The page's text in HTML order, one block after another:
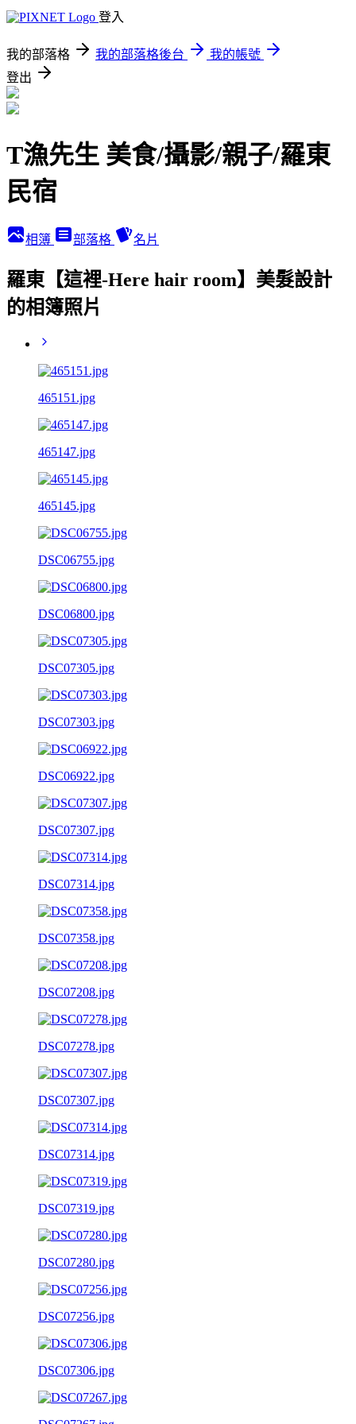
登入
我的部落格 我的部落格後台
我的帳號
登出
T漁先生 美食/攝影/親子/羅東
民宿
相簿 部落格 名片
羅東【這裡-Here hair room】美髮設計
的相簿照片
465151.jpg
465147.jpg
465145.jpg
DSC06755.jpg
DSC06800.jpg
DSC07305.jpg
DSC07303.jpg
DSC06922.jpg
DSC07307.jpg
DSC07314.jpg
DSC07358.jpg
DSC07208.jpg
DSC07278.jpg
DSC07307.jpg
DSC07314.jpg
DSC07319.jpg
DSC07280.jpg
DSC07256.jpg
DSC07306.jpg